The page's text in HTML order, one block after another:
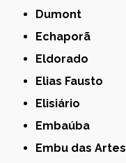
Dumont
Echaporã
Eldorado
Elias Fausto
Elisiário
Embaúba
Embu das Artes